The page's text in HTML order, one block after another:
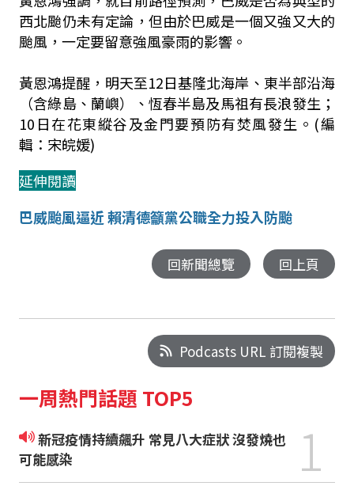
西北颱仍未有定論，但由於巴威是一個又強又大的
颱風，一定要留意強風豪雨的影響。
黃恩鴻提醒，明天至12日基隆北海岸、東半部沿海
（含綠島、蘭嶼）、恆春半島及馬祖有長浪發生；
10日在花東縱谷及金門要預防有焚風發生。(編
輯：宋皖媛)
延伸閱讀
巴威颱風逼近 賴清德籲黨公職全力投入防颱
回新聞總覽 回上頁
Podcasts URL 訂閱複製
一周熱門話題 TOP5
新冠疫情持續飆升 常見八大症狀 沒發燒也
可能感染
1